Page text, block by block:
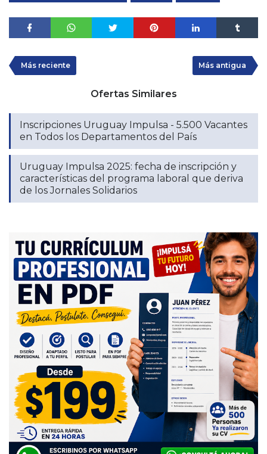
Más reciente Más antigua
Ofertas Similares
Inscripciones Uruguay Impulsa - 5.500 Vacantes
en Todos los Departamentos del País
Uruguay Impulsa 2025: fecha de inscripción y
características del programa laboral que deriva
de los Jornales Solidarios